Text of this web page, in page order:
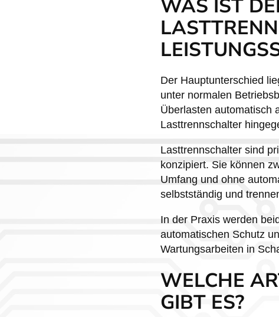
WAS IST
Der Hauptunterschied
unter normalen
Überlasten automatisch
Lasttrennschalter
Lasttrennschalter sind
konzipiert. Sie können
Umfang und ohne
selbstständig und
In der Praxis werden
automatischen Schutz
Wartungsarbeiten in
WELCHE
GIBT ES?